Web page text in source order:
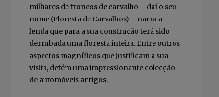
milhares de troncos de carvalho – daí o seu
nome (Floresta de Carvalhos) – narra a
lenda que para a sua construção terá sido
derrubada uma floresta inteira. Entre outros
aspectos magníficos que justificam a sua
visita, detém uma impressionante colecção
de automóveis antigos.